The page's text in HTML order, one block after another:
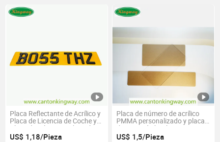
Placa Reflectante de Acrílico y
Placa de Licencia de Coche y
Placa de Número y Placa de
Vehículo
US$ 1,18/Pieza
Placa de número de acrílico
PMMA personalizado y placa
de automóvil y placa
publicitaria
US$ 1,5/Pieza